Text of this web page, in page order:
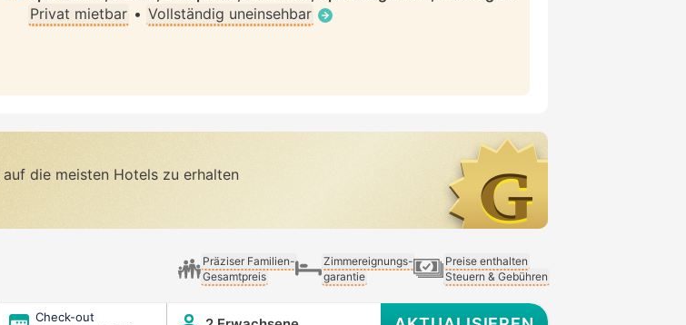
Privat mietbar • Vollständig uneinsehbar
auf die meisten Hotels zu erhalten
Präziser Familien-
Gesamtpreis
Zimmereignungs-
garantie
Preise enthalten
Steuern & Gebühren
Check-out